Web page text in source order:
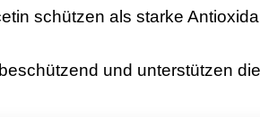
schützen als starke
und unterstützen